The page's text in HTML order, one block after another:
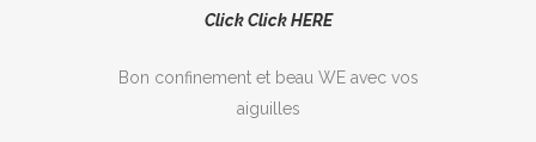
Click Click HERE
Bon confinement et beau WE avec vos
aiguilles